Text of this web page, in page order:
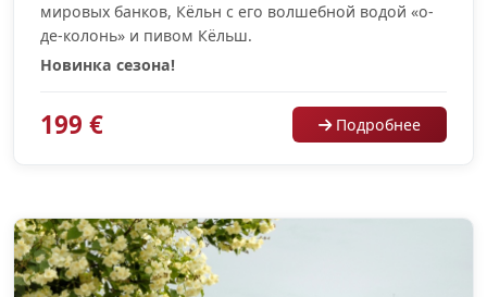
мировых банков, Кёльн с его волшебной водой «о-
де-колонь» и пивом Кёльш.
Новинка сезона!
199 € Подробнее